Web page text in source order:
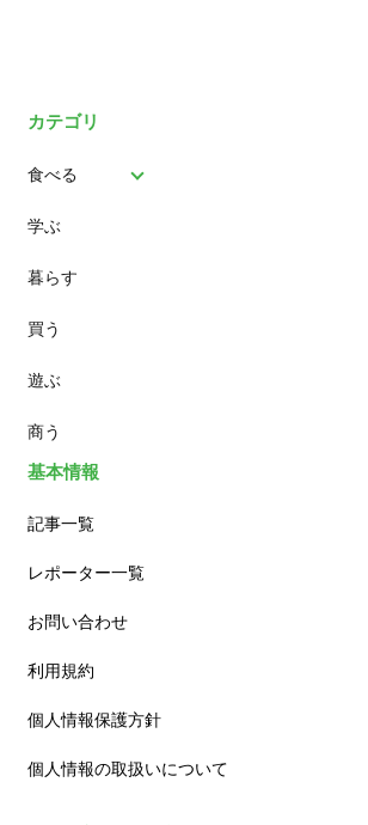
カテゴリ
食べる
パン
スイーツ
ランチ
カフェ
学ぶ
暮らす
買う
遊ぶ
商う
基本情報
記事一覧
レポーター一覧
お問い合わせ
利用規約
個人情報保護方針
個人情報の取扱いについて